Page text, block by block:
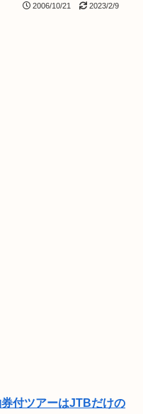
2006/10/21 2023/2/9
付ツアーはJTBだけの